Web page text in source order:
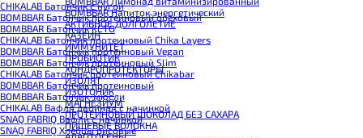
BOMBBAR Напиток энергетический
АКТИВНОЕ ДОЛГОЛЕТИЕ
КАЗЕИН
ИММУНИТЕТ
ПРОБИОТИК
ХОНДРОПРОТЕКТОРЫ
ИЗОЛЯТ
ИЗОТОНИК
МАГНЕЗИУМ
ПРОТЕИНОВЫЙ ШОКОЛАД БЕЗ САХАРА
ПИЩЕВЫЕ ВОЛОКНА
CHIKALAB Батончик с нугой
BOMBBAR Батончик протеиновый ореховый
BOMBBAR Батончик KETO
CHIKALAB Батончик протеиновый Chika Layers
BOMBBAR Батончик протеиновый Vegan
BOMBBAR Батончик протеиновый Slim
CHIKALAB Батончик протеиновый Chikabar
BOMBBAR Батончик протеиновый
BOMBBAR Батончик-мюсли
CHIKALAB Вафля двойная с начинкой
SNAQ FABRIQ Вафли с начинкой
SNAQ FABRIQ Хлебцы рисовые